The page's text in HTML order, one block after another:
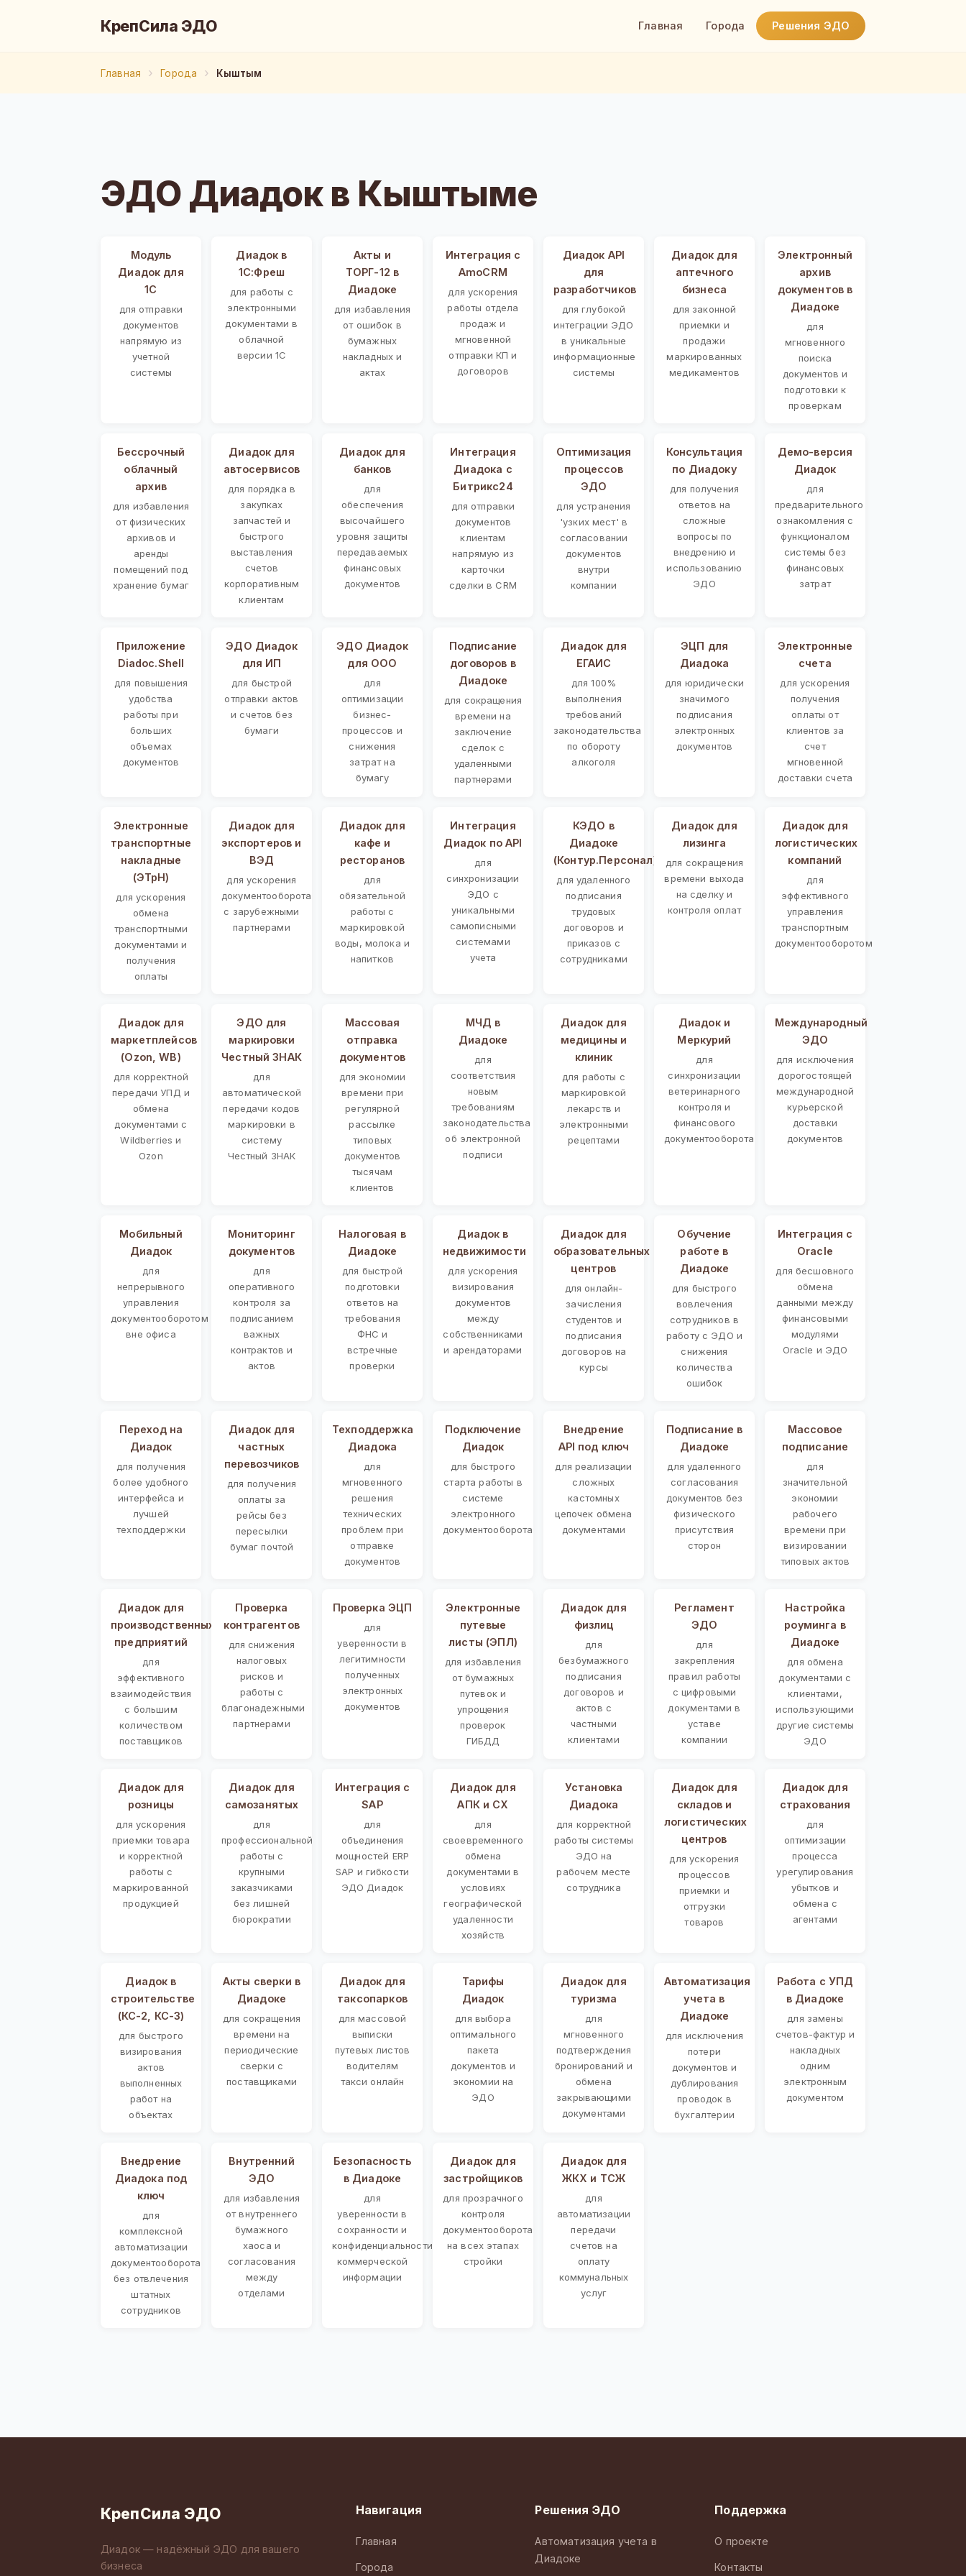
КрепСила ЭДО Главная Города Решения ЭДО
Главная Города Кыштым
ЭДО Диадок в Кыштыме
Модуль
Диадок для
1С
для отправки
документов
напрямую из
учетной
системы
Диадок в
1С:Фреш
для работы с
электронными
документами в
облачной
версии 1С
Акты и
ТОРГ-12 в
Диадоке
для избавления
от ошибок в
бумажных
накладных и
актах
Интеграция с
AmoCRM
для ускорения
работы отдела
продаж и
мгновенной
отправки КП и
договоров
Диадок API
для
разработчиков
для глубокой
интеграции ЭДО
в уникальные
информационные
системы
Диадок для
аптечного
бизнеса
для законной
приемки и
продажи
маркированных
медикаментов
Электронный
архив
документов в
Диадоке
для
мгновенного
поиска
документов и
подготовки к
проверкам
Бессрочный
облачный
архив
для избавления
от физических
архивов и
аренды
помещений под
хранение бумаг
Диадок для
автосервисов
для порядка в
закупках
запчастей и
быстрого
выставления
счетов
корпоративным
клиентам
Диадок для
банков
для
обеспечения
высочайшего
уровня защиты
передаваемых
финансовых
документов
Интеграция
Диадока с
Битрикс24
для отправки
документов
клиентам
напрямую из
карточки
сделки в CRM
Оптимизация
процессов
ЭДО
для устранения
'узких мест' в
согласовании
документов
внутри
компании
Консультация
по Диадоку
для получения
ответов на
сложные
вопросы по
внедрению и
использованию
ЭДО
Демо-версия
Диадок
для
предварительного
ознакомления с
функционалом
системы без
финансовых
затрат
Приложение
Diadoc.Shell
для повышения
удобства
работы при
больших
объемах
документов
ЭДО Диадок
для ИП
для быстрой
отправки актов
и счетов без
бумаги
ЭДО Диадок
для ООО
для
оптимизации
бизнес-
процессов и
снижения
затрат на
бумагу
Подписание
договоров в
Диадоке
для сокращения
времени на
заключение
сделок с
удаленными
партнерами
Диадок для
ЕГАИС
для 100%
выполнения
требований
законодательства
по обороту
алкоголя
ЭЦП для
Диадока
для юридически
значимого
подписания
электронных
документов
Электронные
счета
для ускорения
получения
оплаты от
клиентов за
счет
мгновенной
доставки счета
Электронные
транспортные
накладные
(ЭТрН)
для ускорения
обмена
транспортными
документами и
получения
оплаты
Диадок для
экспортеров и
ВЭД
для ускорения
документооборота
с зарубежными
партнерами
Диадок для
кафе и
ресторанов
для
обязательной
работы с
маркировкой
воды, молока и
напитков
Интеграция
Диадок по API
для
синхронизации
ЭДО с
уникальными
самописными
системами
учета
КЭДО в
Диадоке
(Контур.Персонал)
для удаленного
подписания
трудовых
договоров и
приказов с
сотрудниками
Диадок для
лизинга
для сокращения
времени выхода
на сделку и
контроля оплат
Диадок для
логистических
компаний
для
эффективного
управления
транспортным
документооборотом
Диадок для
маркетплейсов
(Ozon, WB)
для корректной
передачи УПД и
обмена
документами с
Wildberries и
Ozon
ЭДО для
маркировки
Честный ЗНАК
для
автоматической
передачи кодов
маркировки в
систему
Честный ЗНАК
Массовая
отправка
документов
для экономии
времени при
регулярной
рассылке
типовых
документов
тысячам
клиентов
МЧД в
Диадоке
для
соответствия
новым
требованиям
законодательства
об электронной
подписи
Диадок для
медицины и
клиник
для работы с
маркировкой
лекарств и
электронными
рецептами
Диадок и
Меркурий
для
синхронизации
ветеринарного
контроля и
финансового
документооборота
Международный
ЭДО
для исключения
дорогостоящей
международной
курьерской
доставки
документов
Мобильный
Диадок
для
непрерывного
управления
документооборотом
вне офиса
Мониторинг
документов
для
оперативного
контроля за
подписанием
важных
контрактов и
актов
Налоговая в
Диадоке
для быстрой
подготовки
ответов на
требования
ФНС и
встречные
проверки
Диадок в
недвижимости
для ускорения
визирования
документов
между
собственниками
и арендаторами
Диадок для
образовательных
центров
для онлайн-
зачисления
студентов и
подписания
договоров на
курсы
Обучение
работе в
Диадоке
для быстрого
вовлечения
сотрудников в
работу с ЭДО и
снижения
количества
ошибок
Интеграция с
Oracle
для бесшовного
обмена
данными между
финансовыми
модулями
Oracle и ЭДО
Переход на
Диадок
для получения
более удобного
интерфейса и
лучшей
техподдержки
Диадок для
частных
перевозчиков
для получения
оплаты за
рейсы без
пересылки
бумаг почтой
Техподдержка
Диадока
для
мгновенного
решения
технических
проблем при
отправке
документов
Подключение
Диадок
для быстрого
старта работы в
системе
электронного
документооборота
Внедрение
API под ключ
для реализации
сложных
кастомных
цепочек обмена
документами
Подписание в
Диадоке
для удаленного
согласования
документов без
физического
присутствия
сторон
Массовое
подписание
для
значительной
экономии
рабочего
времени при
визировании
типовых актов
Диадок для
производственных
предприятий
для
эффективного
взаимодействия
с большим
количеством
поставщиков
Проверка
контрагентов
для снижения
налоговых
рисков и
работы с
благонадежными
партнерами
Проверка ЭЦП
для
уверенности в
легитимности
полученных
электронных
документов
Электронные
путевые
листы (ЭПЛ)
для избавления
от бумажных
путевок и
упрощения
проверок
ГИБДД
Диадок для
физлиц
для
безбумажного
подписания
договоров и
актов с
частными
клиентами
Регламент
ЭДО
для
закрепления
правил работы
с цифровыми
документами в
уставе
компании
Настройка
роуминга в
Диадоке
для обмена
документами с
клиентами,
использующими
другие системы
ЭДО
Диадок для
розницы
для ускорения
приемки товара
и корректной
работы с
маркированной
продукцией
Диадок для
самозанятых
для
профессиональной
работы с
крупными
заказчиками
без лишней
бюрократии
Интеграция с
SAP
для
объединения
мощностей ERP
SAP и гибкости
ЭДО Диадок
Диадок для
АПК и СХ
для
своевременного
обмена
документами в
условиях
географической
удаленности
хозяйств
Установка
Диадока
для корректной
работы системы
ЭДО на
рабочем месте
сотрудника
Диадок для
складов и
логистических
центров
для ускорения
процессов
приемки и
отгрузки
товаров
Диадок для
страхования
для
оптимизации
процесса
урегулирования
убытков и
обмена с
агентами
Диадок в
строительстве
(КС-2, КС-3)
для быстрого
визирования
актов
выполненных
работ на
объектах
Акты сверки в
Диадоке
для сокращения
времени на
периодические
сверки с
поставщиками
Диадок для
таксопарков
для массовой
выписки
путевых листов
водителям
такси онлайн
Тарифы
Диадок
для выбора
оптимального
пакета
документов и
экономии на
ЭДО
Диадок для
туризма
для
мгновенного
подтверждения
бронирований и
обмена
закрывающими
документами
Автоматизация
учета в
Диадоке
для исключения
потери
документов и
дублирования
проводок в
бухгалтерии
Работа с УПД
в Диадоке
для замены
счетов-фактур и
накладных
одним
электронным
документом
Внедрение
Диадока под
ключ
для
комплексной
автоматизации
документооборота
без отвлечения
штатных
сотрудников
Внутренний
ЭДО
для избавления
от внутреннего
бумажного
хаоса и
согласования
между
отделами
Безопасность
в Диадоке
для
уверенности в
сохранности и
конфиденциальности
коммерческой
информации
Диадок для
застройщиков
для прозрачного
контроля
документооборота
на всех этапах
стройки
Диадок для
ЖКХ и ТСЖ
для
автоматизации
передачи
счетов на
оплату
коммунальных
услуг
КрепСила ЭДО
Диадок — надёжный ЭДО для вашего
бизнеса
Навигация
Главная
Города
Решения ЭДО
Автоматизация учета в
Диадоке
Поддержка
О проекте
Контакты